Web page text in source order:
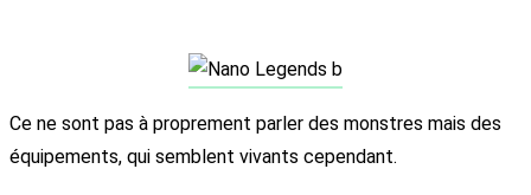
Ce ne sont pas à proprement parler des monstres mais des
équipements, qui semblent vivants cependant.